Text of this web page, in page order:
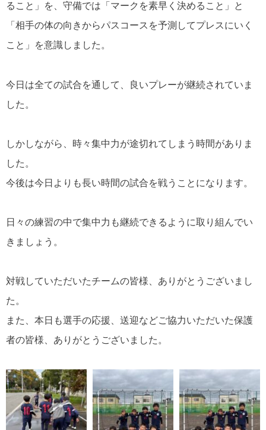
ること」を、守備では「マークを素早く決めること」と
「相手の体の向きからパスコースを予測してプレスにいく
こと」を意識しました。
今日は全ての試合を通して、良いプレーが継続されていま
した。
しかしながら、時々集中力が途切れてしまう時間がありま
した。
今後は今日よりも長い時間の試合を戦うことになります。
日々の練習の中で集中力も継続できるように取り組んでい
きましょう。
対戦していただいたチームの皆様、ありがとうございまし
た。
また、本日も選手の応援、送迎などご協力いただいた保護
者の皆様、ありがとうございました。